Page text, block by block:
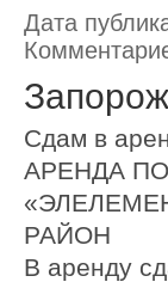
Дата
Сдам в
АРЕНДА
РАЙОН
В аренду